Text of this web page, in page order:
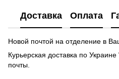
Доставка Оплата
Новой почтой на отделение в
Курьерская доставка по
почты.